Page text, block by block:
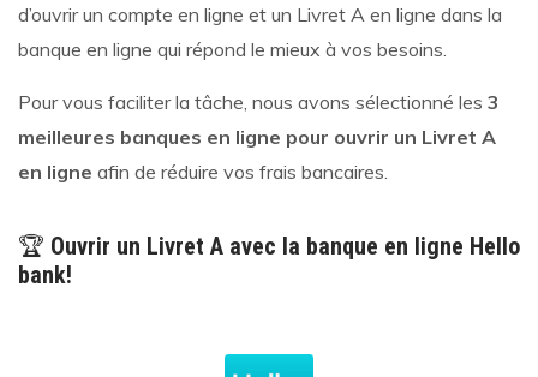
d’ouvrir un compte en ligne et un Livret A en ligne dans la
banque en ligne qui répond le mieux à vos besoins.
Pour vous faciliter la tâche, nous avons sélectionné les 3
meilleures banques en ligne pour ouvrir un Livret A
en ligne afin de réduire vos frais bancaires.
🏆 Ouvrir un Livret A avec la banque en ligne Hello
bank!